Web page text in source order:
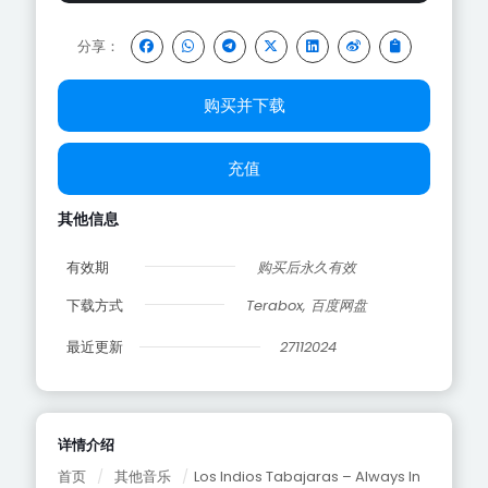
详情介绍
首页
/ 其他音乐 / Los Indios Tabajaras – Always In
分享：
购买并下载
充值
其他信息
有效期
购买后永久有效
下载方式
Terabox, 百度网盘
最近更新
27112024